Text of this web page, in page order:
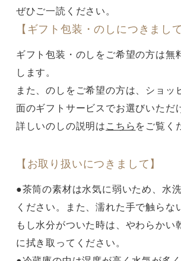
ぜひご一読ください。
【ギフト包装・のしにつきまして
ギフト包装・のしをご希望の方は無
します。
また、のしをご希望の方は、ショッ
面のギフトサービスでお選びいただ
詳しいのしの説明は こちら をご覧く
【お取り扱いにつきまして】
●茶筒の素材は水気に弱いため、水
ください。また、濡れた手で触らな
もし水分がついた時は、やわらかい
に拭き取ってください。